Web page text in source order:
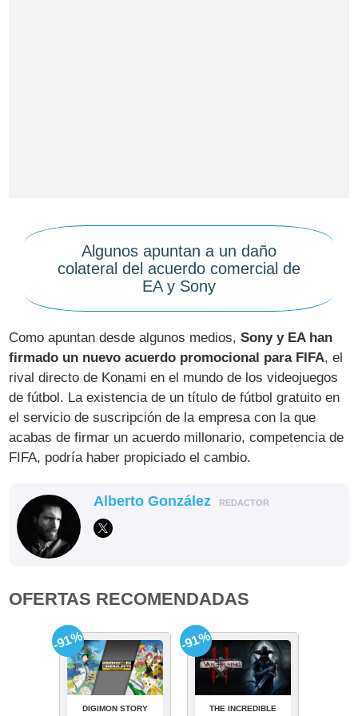
Algunos apuntan a un daño
colateral del acuerdo comercial de
EA y Sony
Como apuntan desde algunos medios,Sony y EA han
firmado un nuevo acuerdo promocional para FIFA, el
rival directo de Konami en el mundo de los videojuegos
de fútbol. La existencia de un título de fútbol gratuito en
el servicio de suscripción de la empresa con la que
acabas de firmar un acuerdo millonario, competencia de
FIFA, podría haber propiciado el cambio.
Alberto González REDACTOR
OFERTAS RECOMENDADAS
DIGIMON STORY
-91%
THE INCREDIBLE
-91%